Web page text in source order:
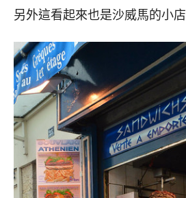
另外這看起來也是沙威馬的小店